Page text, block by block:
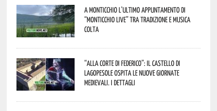
A Monticchio l’ultimo appuntamento di
“Monticchio Live” tra tradizione e musica
colta
“Alla corte di Federico”: il Castello di
Lagopesole ospita le nuove Giornate
Medievali. I dettagli